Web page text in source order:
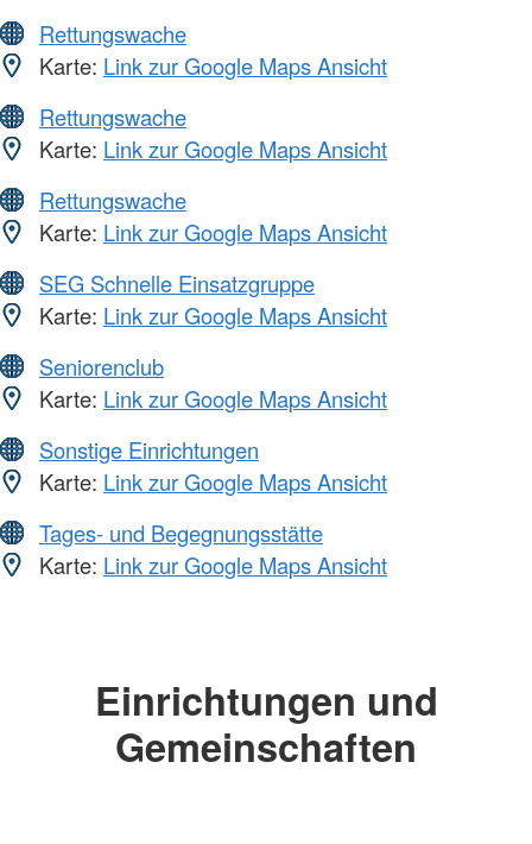
Rettungswache
Karte: Link zur Google Maps Ansicht
Rettungswache
Karte: Link zur Google Maps Ansicht
Rettungswache
Karte: Link zur Google Maps Ansicht
SEG Schnelle Einsatzgruppe
Karte: Link zur Google Maps Ansicht
Seniorenclub
Karte: Link zur Google Maps Ansicht
Sonstige Einrichtungen
Karte: Link zur Google Maps Ansicht
Tages- und Begegnungsstätte
Karte: Link zur Google Maps Ansicht
Einrichtungen und
Gemeinschaften